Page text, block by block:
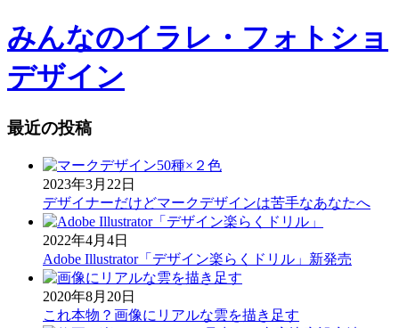
みんなのイラレ・フォトショ
デザイン
最近の投稿
2023年3月22日
デザイナーだけどマークデザインは苦手なあなたへ
2022年4月4日
Adobe Illustrator「デザイン楽らくドリル」新発売
2020年8月20日
これ本物？画像にリアルな雲を描き足す